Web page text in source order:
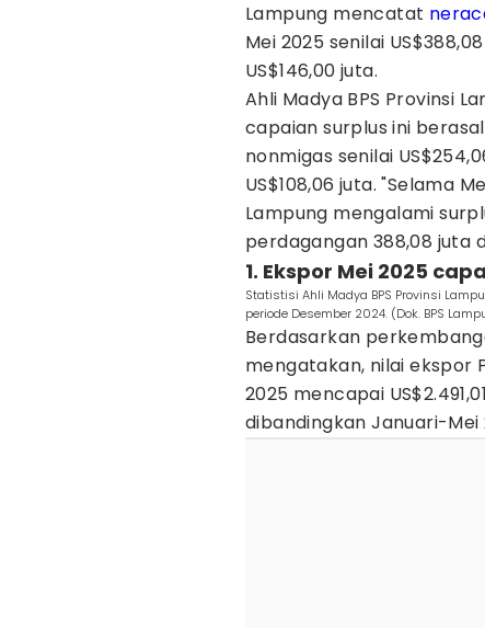
Lampung mencatat
Mei 2025 senilai
US$146,00 juta.
Ahli Madya BPS Provinsi
capaian surplus ini
nonmigas senilai
US$108,06 juta. "Selama
Lampung mengalami
perdagangan 388,08 juta
1. Ekspor Mei 2025
Statistisi Ahli Madya BPS Provinsi
periode Desember 2024. (Dok. BPS
Berdasarkan
mengatakan, nilai ekspor
2025 mencapai
dibandingkan Januari-Mei